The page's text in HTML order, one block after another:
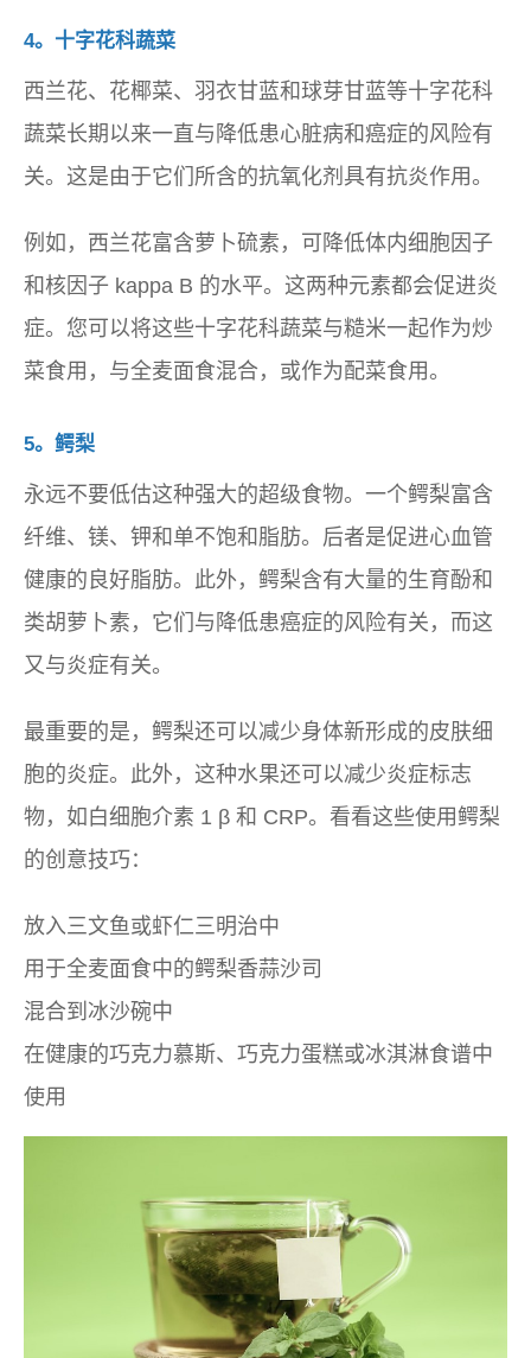
4。十字花科蔬菜
西兰花、花椰菜、羽衣甘蓝和球芽甘蓝等十字花科
蔬菜长期以来一直与降低患心脏病和癌症的风险有
关。这是由于它们所含的抗氧化剂具有抗炎作用。
例如，西兰花富含萝卜硫素，可降低体内细胞因子
和核因子 kappa B 的水平。这两种元素都会促进炎
症。您可以将这些十字花科蔬菜与糙米一起作为炒
菜食用，与全麦面食混合，或作为配菜食用。
5。鳄梨
永远不要低估这种强大的超级食物。一个鳄梨富含
纤维、镁、钾和单不饱和脂肪。后者是促进心血管
健康的良好脂肪。此外，鳄梨含有大量的生育酚和
类胡萝卜素，它们与降低患癌症的风险有关，而这
又与炎症有关。
最重要的是，鳄梨还可以减少身体新形成的皮肤细
胞的炎症。此外，这种水果还可以减少炎症标志
物，如白细胞介素 1 β 和 CRP。看看这些使用鳄梨
的创意技巧：
放入三文鱼或虾仁三明治中
用于全麦面食中的鳄梨香蒜沙司
混合到冰沙碗中
在健康的巧克力慕斯、巧克力蛋糕或冰淇淋食谱中
使用